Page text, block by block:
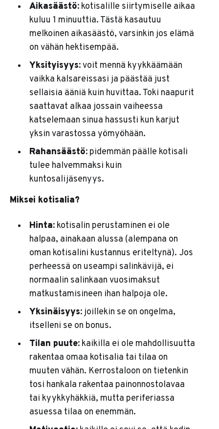
Aikasäästö:kotisalille siirtymiselle aikaa
kuluu 1 minuuttia. Tästä kasautuu
melkoinen aikasäästö, varsinkin jos elämä
on vähän hektisempää.
Yksityisyys:voit mennä kyykkäämään
vaikka kalsareissasi ja päästää just
sellaisia ääniä kuin huvittaa. Toki naapurit
saattavat alkaa jossain vaiheessa
katselemaan sinua hassusti kun karjut
yksin varastossa yömyöhään.
Rahansäästö:pidemmän päälle kotisali
tulee halvemmaksi kuin
kuntosalijäsenyys.
Miksei kotisalia?
Hinta:kotisalin perustaminen ei ole
halpaa, ainakaan alussa (alempana on
oman kotisalini kustannus eriteltynä). Jos
perheessä on useampi salinkävijä, ei
normaalin salinkaan vuosimaksut
matkustamisineen ihan halpoja ole.
Yksinäisyys:joillekin se on ongelma,
itselleni se on bonus.
Tilan puute:kaikilla ei ole mahdollisuutta
rakentaa omaa kotisalia tai tilaa on
muuten vähän. Kerrostaloon on tietenkin
tosi hankala rakentaa painonnostolavaa
tai kyykkyhäkkiä, mutta periferiassa
asuessa tilaa on enemmän.